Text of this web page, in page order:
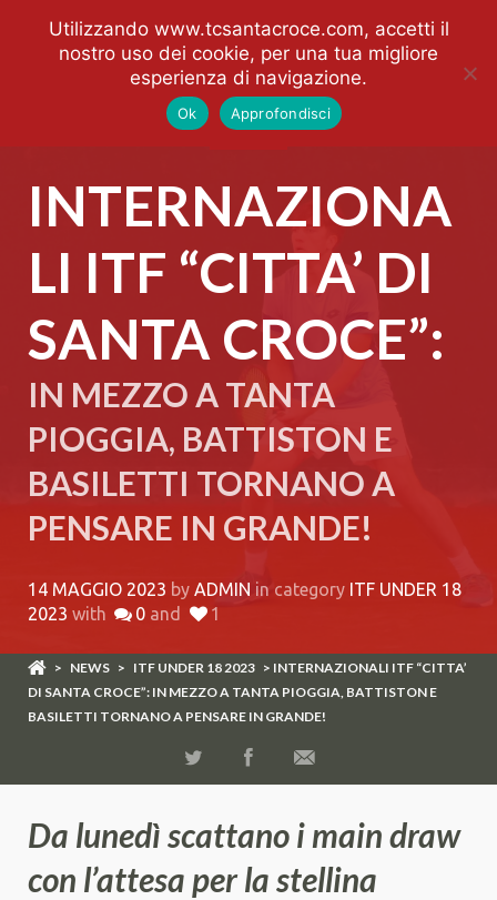
INTERNAZIONA
LI ITF “CITTA’ DI
SANTA CROCE”:
IN MEZZO A TANTA
PIOGGIA, BATTISTON E
BASILETTI TORNANO A
PENSARE IN GRANDE!
14 MAGGIO 2023 by ADMIN in category ITF UNDER 18
2023 with 0 and 1
> NEWS > ITF UNDER 18 2023 > INTERNAZIONALI ITF “CITTA’
DI SANTA CROCE”: IN MEZZO A TANTA PIOGGIA, BATTISTON E
BASILETTI TORNANO A PENSARE IN GRANDE!
Da lunedì scattano i main draw
con l’attesa per la stellina
Utilizzando www.tcsantacroce.com, accetti il
nostro uso dei cookie, per una tua migliore
esperienza di navigazione.
Ok Approfondisci